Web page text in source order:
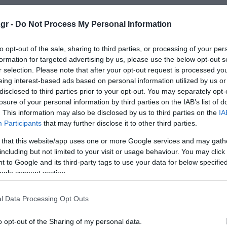
- Do Not Process My Personal Information
opt-out of the sale, sharing to third parties, or processing of your
for targeted advertising by us, please use the below opt-out
selection. Please note that after your opt-out request is processed
interest-based ads based on personal information utilized by us
to third parties prior to your opt-out. You may separately
of your personal information by third parties on the IAB’s list of
This information may also be disclosed by us to third parties on the
Participants that may further disclose it to other third parties.
that this website/app uses one or more Google services and may
but not limited to your visit or usage behaviour. You may
to Google and its third-party tags to use your data for below
consent section.
Data Processing Opt Outs
opt-out of the Sharing of my personal data.
στιγμή στη Νέα Δημοκρατία», ενώ για τον κ. Καραμανλή
του, χαρακτηρίζοντάς τον πάντως «μεγάλο κεφάλαιο
είμαστε όλοι μαζί και όλοι στηρίζουμε τη Νέα
του πρωθυπουργού Κυριάκου Μητσοτάκη στο
βρισκόμαστε πλέον «στο τελευταίο συνέδριο πριν τις
αναπόφευκτα και απολογιστικό χαρακτήρα.
την «ισχυρή Ελλάδα» και ανέδειξε «πράξεις και
άμυνας και με σημαντικές διπλωματικές επιτυχίες».
«στο μεγαλύτερο εξοπλιστικό πρόγραμμα
χώρας έχουν ενισχύσει τη γεωπολιτική της θέση.